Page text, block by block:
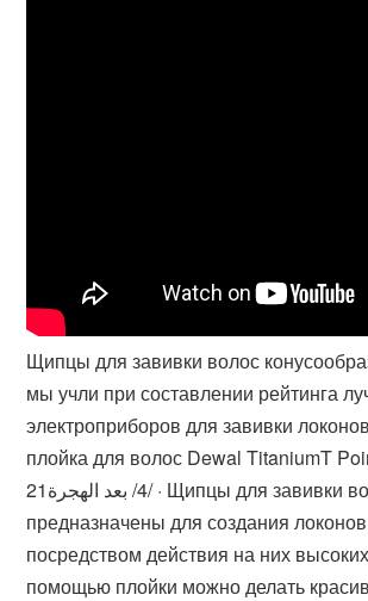
Щипцы для завивки волос
мы учли при составлении рейтинга
электроприборов для завивки
плойка для волос Dewal TitaniumT
21‏‏/4‏‏/ بعد الهجرة · Щипцы для завивки волос
предназначены для создания
посредством действия на них
помощью плойки можно делать